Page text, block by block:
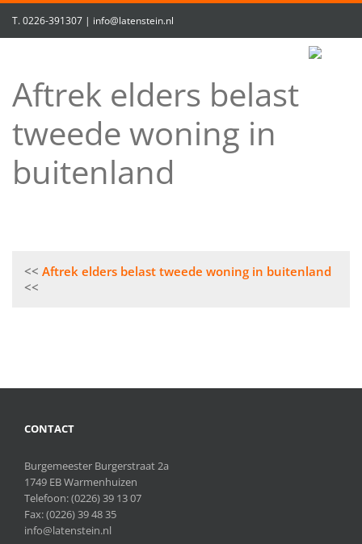
T.0226-391307 | info@latenstein.nl
Aftrek elders belast
tweede woning in
buitenland
Bericht
navigatie
Aftrek elders belast tweede woning in buitenland
CONTACT
Burgemeester Burgerstraat 2a
1749 EB Warmenhuizen
Telefoon:(0226) 39 13 07
Fax: (0226) 39 48 35
info@latenstein.nl